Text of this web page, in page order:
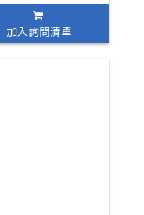
加入詢問清單